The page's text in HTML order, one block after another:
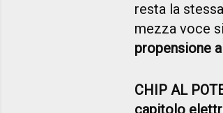
resta la
mezza voce
propensione
CHIP AL